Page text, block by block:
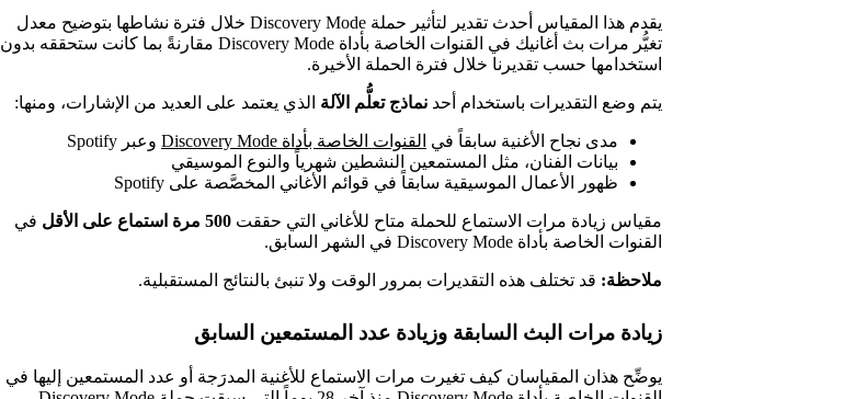
يقدم هذا المقياس أحدث تقدير لتأثير حملة Discovery Mode خلال فترة نشاطها بتوضيح معدل
تغيُّر مرات بث أغانيك في القنوات الخاصة بأداة Discovery Mode مقارنةً بما كانت ستحققه بدون
استخدامها حسب تقديرنا خلال فترة الحملة الأخيرة.
يتم وضع التقديرات باستخدام أحد نماذج تعلُّم الآلة الذي يعتمد على العديد من الإشارات، ومنها:
مدى نجاح الأغنية سابقاً في القنوات الخاصة بأداة Discovery Mode
وعبر Spotify
بيانات الفنان، مثل المستمعين النشطين شهرياً والنوع الموسيقي
ظهور الأعمال الموسيقية سابقاً في قوائم الأغاني المخصَّصة على Spotify
مقياس زيادة مرات الاستماع للحملة متاح للأغاني التي حققت 500 مرة استماع على الأقل
في
القنوات الخاصة بأداة Discovery Mode في الشهر السابق.
ملاحظة: قد تختلف هذه التقديرات بمرور الوقت ولا تنبئ بالنتائج المستقبلية.
زيادة مرات البث السابقة وزيادة عدد المستمعين السابق
يوضِّح هذان المقياسان كيف تغيرت مرات الاستماع للأغنية المدرَجة أو عدد المستمعين إليها في